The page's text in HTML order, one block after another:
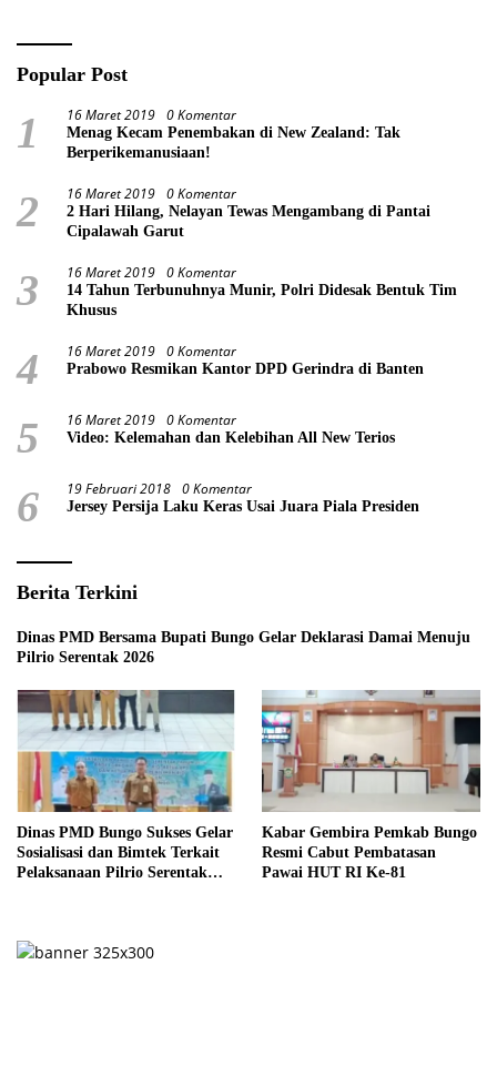
Popular Post
1 16 Maret 2019 0 Komentar
Menag Kecam Penembakan di New Zealand: Tak
Berperikemanusiaan!
2 16 Maret 2019 0 Komentar
2 Hari Hilang, Nelayan Tewas Mengambang di Pantai
Cipalawah Garut
3 16 Maret 2019 0 Komentar
14 Tahun Terbunuhnya Munir, Polri Didesak Bentuk Tim
Khusus
4 16 Maret 2019 0 Komentar
Prabowo Resmikan Kantor DPD Gerindra di Banten
5 16 Maret 2019 0 Komentar
Video: Kelemahan dan Kelebihan All New Terios
6 19 Februari 2018 0 Komentar
Jersey Persija Laku Keras Usai Juara Piala Presiden
Berita Terkini
Dinas PMD Bersama Bupati Bungo Gelar Deklarasi Damai Menuju
Pilrio Serentak 2026
Dinas PMD Bungo Sukses Gelar
Sosialisasi dan Bimtek Terkait
Pelaksanaan Pilrio Serentak
Kabar Gembira Pemkab Bungo
Resmi Cabut Pembatasan
Pawai HUT RI Ke-81